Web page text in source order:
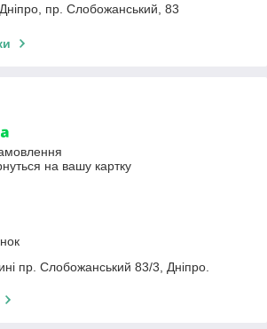
пр. Слобожанський, 83
на вашу картку
пр. Слобожанський 83/3, Дніпро.